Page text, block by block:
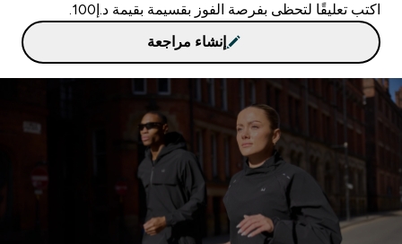
اكتب تعليقًا لتحظى بفرصة الفوز بقسيمة بقيمة د.إ100.
إنشاء مراجعة